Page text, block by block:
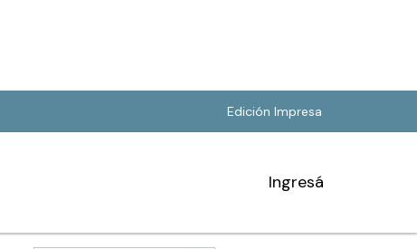
Edición Impresa
Ingresá